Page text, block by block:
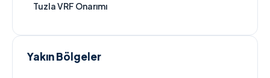
Tuzla VRF Onarımı
Yakın Bölgeler